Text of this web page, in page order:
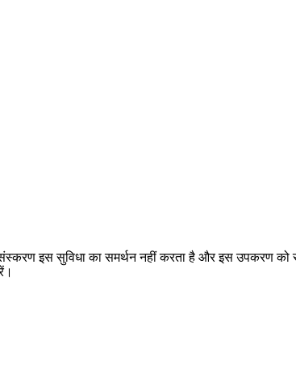
इस सुविधा का समर्थन नहीं करता है और इस उपकरण